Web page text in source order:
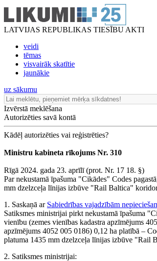
LATVIJAS REPUBLIKAS TIESĪBU AKTI
veidi
tēmas
visvairāk skatītie
jaunākie
uz sākumu
Izvērstā meklēšana
Autorizēties savā kontā
Kādēļ autorizēties vai reģistrēties?
Ministru kabineta rīkojums Nr. 310
Rīgā 2024. gada 23. aprīlī (prot. Nr. 17 18. §)
Par nekustamā īpašuma "Cikādes" Codes
mm dzelzceļa līnijas izbūve "Rail Baltica"
1. Saskaņā ar Sabiedrības vajadzībām
Satiksmes ministrijai pirkt nekustamā īpašuma
vienību (zemes vienības kadastra apzīmējums
apzīmējums 4052 005 0186) 0,12 ha platībā –
platuma 1435 mm dzelzceļa līnijas izbūve "Rail
2. Satiksmes ministrijai: